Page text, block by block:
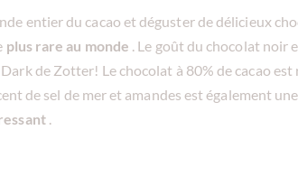
entier du cacao et déguster de délicieux
plus rare au monde . Le goût du chocolat noir
de Zotter! Le chocolat à 80% de cacao
de sel de mer et amandes est également
.